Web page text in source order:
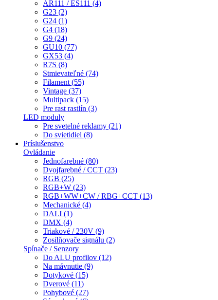
AR111 / ES111 (4)
G23 (2)
G24 (1)
G4 (18)
G9 (24)
GU10 (77)
GX53 (4)
R7S (8)
Stmievateľné (74)
Filament (55)
Vintage (37)
Multipack (15)
Pre rast rastlín (3)
LED moduly
Pre svetelné reklamy (21)
Do svietidiel (8)
Príslušenstvo
Ovládanie
Jednofarebné (80)
Dvojfarebné / CCT (23)
RGB (25)
RGB+W (23)
RGB+WW+CW / RBG+CCT (13)
Mechanické (4)
DALI (1)
DMX (4)
Triakové / 230V (9)
Zosilňovače signálu (2)
Spínače / Senzory
Do ALU profilov (12)
Na mávnutie (9)
Dotykové (15)
Dverové (11)
Pohybové (27)